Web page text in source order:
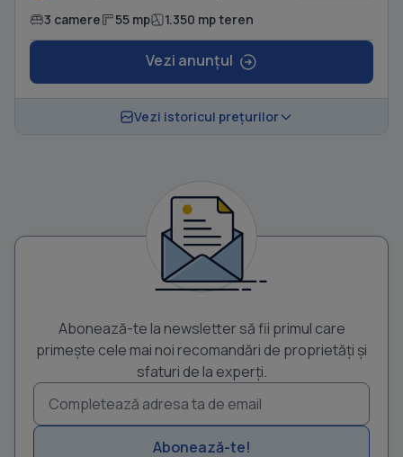
3 camere 55 mp 1.350 mp teren
Vezi anunțul
Vezi istoricul prețurilor
Abonează-te la newsletter să fii primul care
primește cele mai noi recomandări de proprietăți și
sfaturi de la experți.
Abonează-te!